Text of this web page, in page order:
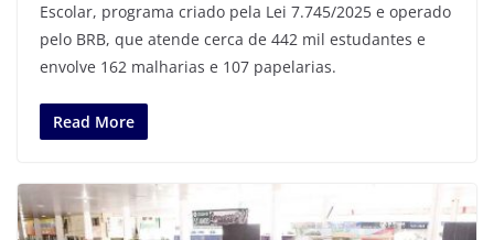
Escolar, programa criado pela Lei 7.745/2025 e operado
pelo BRB, que atende cerca de 442 mil estudantes e
envolve 162 malharias e 107 papelarias.
Read More